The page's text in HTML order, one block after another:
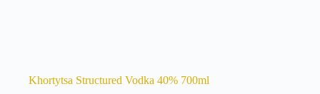
Khortytsa Structured Vodka 40% 700ml